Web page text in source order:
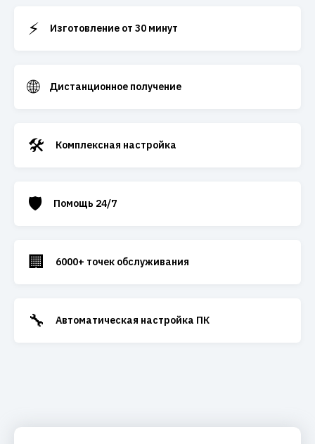
⚡ Изготовление от 30 минут
🌐 Дистанционное получение
🛠️ Комплексная настройка
🛡️ Помощь 24/7
🏢 6000+ точек обслуживания
🔧 Автоматическая настройка ПК